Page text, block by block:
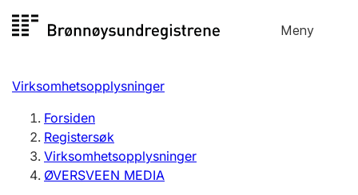
til
Meny
Registersøk
Aksjeselskap
Enkeltpersonforetak
Registrere, endre, slette
Virksomhetsopplysninger
Forsiden
Registersøk
Virksomhetsopplysninger
ØVERSVEEN MEDIA